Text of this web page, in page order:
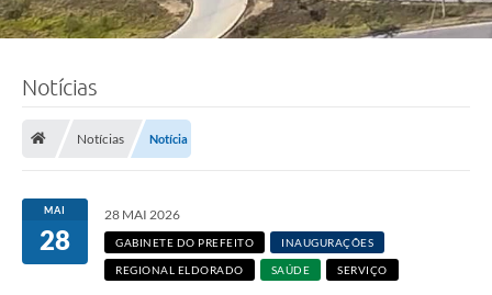
Notícias
Notícias Notícia
MAI
28
28 MAI 2026
GABINETE DO PREFEITO INAUGURAÇÕES
REGIONAL ELDORADO SAÚDE SERVIÇO
o
S